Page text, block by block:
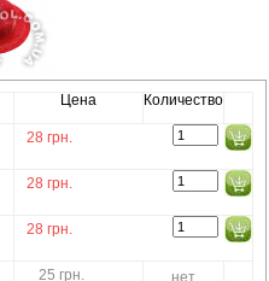
Цена Количество
28 грн.
28 грн.
28 грн.
25 грн.